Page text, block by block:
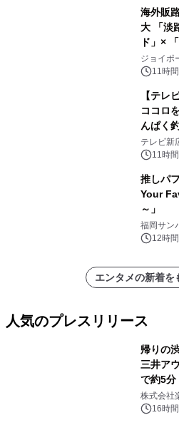
海外販
大 「淡
ド」×
開始！
ジョイポ
11時
【テレ
ココロ
んぱく
学生を
テレビ新
11時
推しパ
Your
～」
福岡サン
12時
エンタメの新着を
人気のプレスリリース
帰りの
三井ア
で約5
メニュ
株式会社
16時